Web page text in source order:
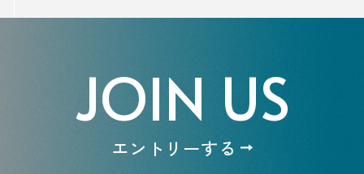
発注者 株式会社澤村
2023年9月～2024年3月
木造/2階/新築
JOIN US
エントリーする